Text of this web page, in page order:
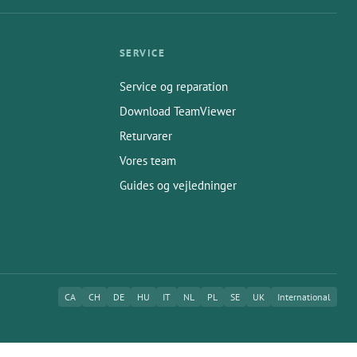
SERVICE
Service og reparation
Download TeamViewer
Returvarer
Vores team
Guides og vejledninger
CA CH DE HU IT NL PL SE UK International